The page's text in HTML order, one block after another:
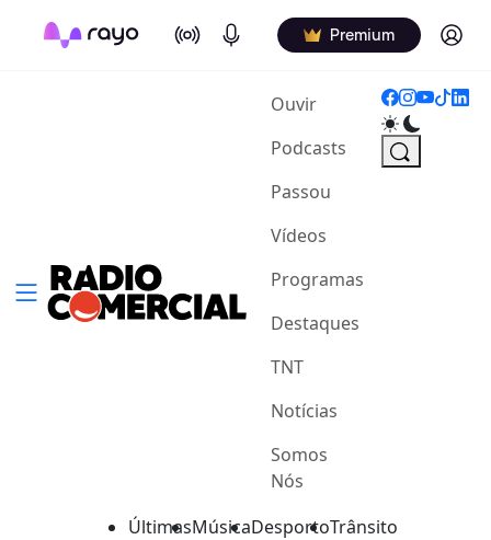
On Air Podcasts Premium Log in
Ouvir(current)
Podcasts
Passou
Vídeos
Programas
Destaques
TNT
Notícias
Somos
Nós
ÚltimasMúsicaDesportoTrânsito